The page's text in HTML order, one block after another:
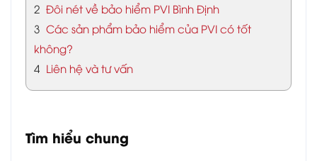
2 Đôi nét về bảo hiểm PVI Bình Định
3 Các sản phẩm bảo hiểm của PVI có tốt
không?
4 Liên hệ và tư vấn
Tìm hiểu chung